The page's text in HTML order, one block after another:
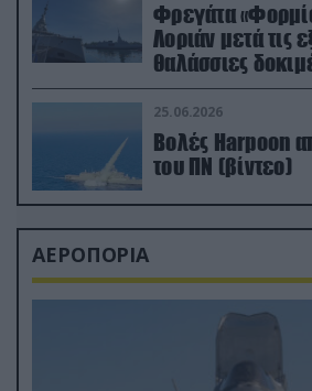
Φρεγάτα
Λοριάν μετά τις
θαλάσσιες δοκιμές στον
απαιτητικό
25.06.2026
Βολές Harpoon
του ΠΝ (βίντεο)
ΑΕΡΟΠΟΡΙΑ